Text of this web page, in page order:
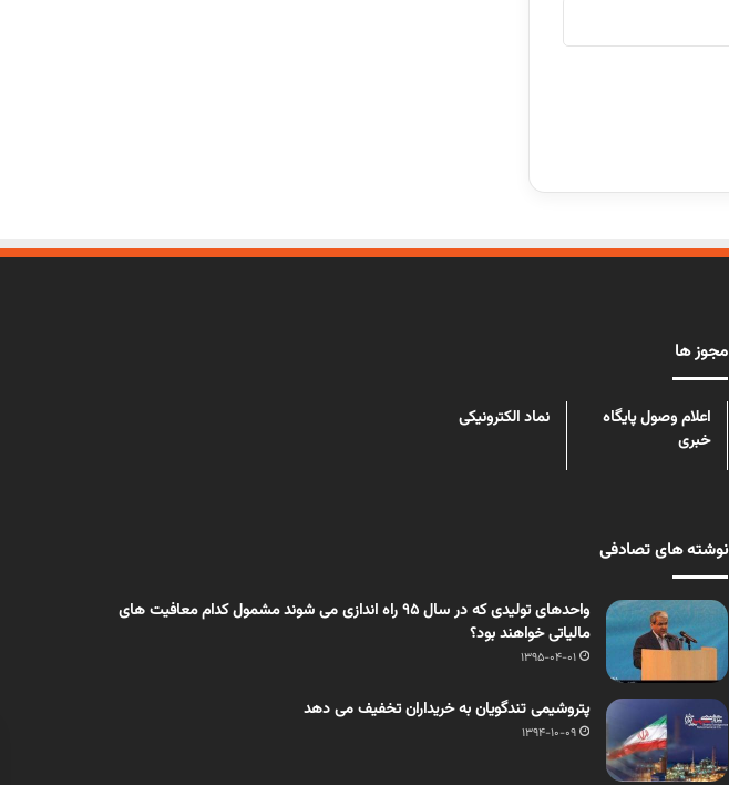
مجوز ها
اعلام وصول پایگاه
خبری
نماد الکترونیکی
نوشته های تصادفی
واحدهای تولیدی که در سال 95 راه اندازی می شوند مشمول کدام معافیت های
مالیاتی خواهند بود؟
1395-04-01
پتروشیمی تندگویان به خریداران تخفیف می دهد
1394-10-09